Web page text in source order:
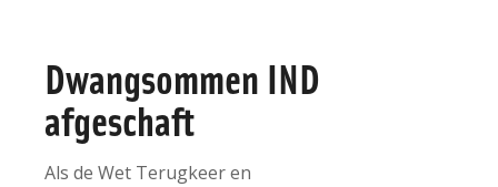
Dwangsommen IND
afgeschaft
Als de Wet Terugkeer en